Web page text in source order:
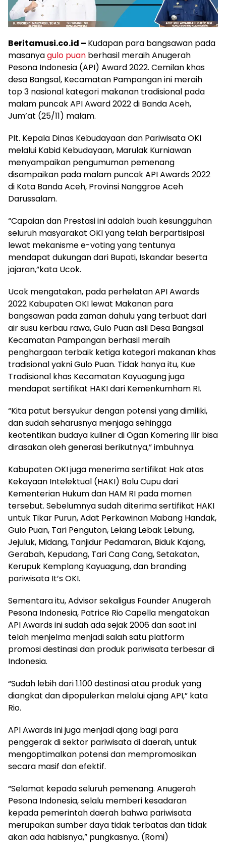
Beritamusi.co.id – Kudapan para bangsawan pada
masanyagulo puan berhasil meraih Anugerah
Pesona Indonesia (API) Award 2022. Cemilan khas
desa Bangsal, Kecamatan Pampangan ini meraih
top 3 nasional kategori makanan tradisional pada
malam puncak API Award 2022 di Banda Aceh,
Jum’at (25/11) malam.
Plt. Kepala Dinas Kebudayaan dan Pariwisata OKI
melalui Kabid Kebudayaan, Marulak Kurniawan
menyampaikan pengumuman pemenang
disampaikan pada malam puncak API Awards 2022
di Kota Banda Aceh, Provinsi Nanggroe Aceh
Darussalam.
“Capaian dan Prestasi ini adalah buah kesungguhan
seluruh masyarakat OKI yang telah berpartisipasi
lewat mekanisme e-voting yang tentunya
mendapat dukungan dari Bupati, Iskandar beserta
jajaran,”kata Ucok.
Ucok mengatakan, pada perhelatan API Awards
2022 Kabupaten OKI lewat Makanan para
bangsawan pada zaman dahulu yang terbuat dari
air susu kerbau rawa, Gulo Puan asli Desa Bangsal
Kecamatan Pampangan berhasil meraih
penghargaan terbaik ketiga kategori makanan khas
tradisional yakni Gulo Puan. Tidak hanya itu, Kue
Tradisional khas Kecamatan Kayuagung juga
mendapat sertifikat HAKI dari Kemenkumham RI.
“Kita patut bersyukur dengan potensi yang dimiliki,
dan sudah seharusnya menjaga sehingga
keotentikan budaya kuliner di Ogan Komering Ilir bisa
dirasakan oleh generasi berikutnya,” imbuhnya.
Kabupaten OKI juga menerima sertifikat Hak atas
Kekayaan Intelektual (HAKI) Bolu Cupu dari
Kementerian Hukum dan HAM RI pada momen
tersebut. Sebelumnya sudah diterima sertifikat HAKI
untuk Tikar Purun, Adat Perkawinan Mabang Handak,
Gulo Puan, Tari Penguton, Lelang Lebak Lebung,
Jejuluk, Midang, Tanjidur Pedamaran, Biduk Kajang,
Gerabah, Kepudang, Tari Cang Cang, Setakatan,
Kerupuk Kemplang Kayuagung, dan branding
pariwisata It’s OKI.
Sementara itu, Advisor sekaligus Founder Anugerah
Pesona Indonesia, Patrice Rio Capella mengatakan
API Awards ini sudah ada sejak 2006 dan saat ini
telah menjelma menjadi salah satu platform
promosi destinasi dan produk pariwisata terbesar di
Indonesia.
“Sudah lebih dari 1.100 destinasi atau produk yang
diangkat dan dipopulerkan melalui ajang API,” kata
Rio.
API Awards ini juga menjadi ajang bagi para
penggerak di sektor pariwisata di daerah, untuk
mengoptimalkan potensi dan mempromosikan
secara masif dan efektif.
“Selamat kepada seluruh pemenang. Anugerah
Pesona Indonesia, selalu memberi kesadaran
kepada pemerintah daerah bahwa pariwisata
merupakan sumber daya tidak terbatas dan tidak
akan ada habisnya,” pungkasnya. (Romi)